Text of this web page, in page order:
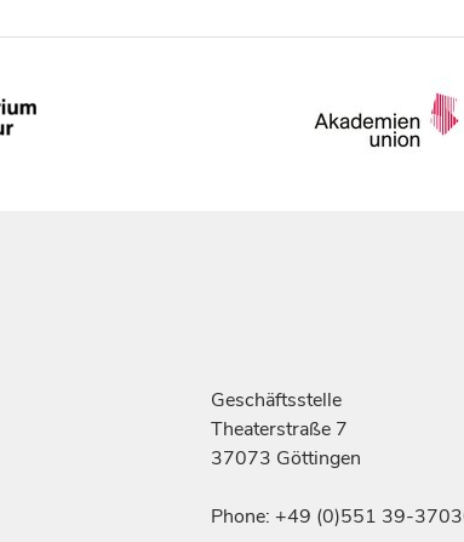
Geschäftsstelle
Theaterstraße 7
37073 Göttingen
Phone: +49 (0)551 39-